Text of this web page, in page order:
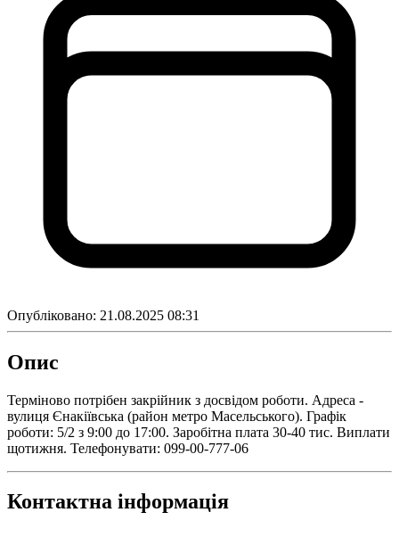
Опубліковано: 21.08.2025 08:31
Опис
Терміново потрібен закрійник з досвідом роботи. Адреса -
вулиця Єнакіївська (район метро Масельського). Графік
роботи: 5/2 з 9:00 до 17:00. Заробітна плата 30-40 тис. Виплати
щотижня. Телефонувати: 099-00-777-06
Контактна інформація